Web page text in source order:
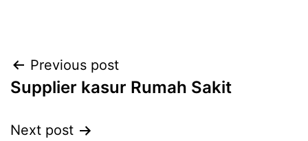
Post
navigation
Previous post
Supplier kasur Rumah Sakit
Next post